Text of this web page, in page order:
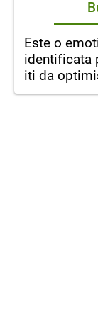
Este o
identificata
iti da